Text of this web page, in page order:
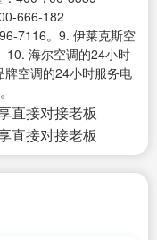
666-182
7116。9. 伊莱克斯空
10. 海尔空调的24小时
空调的24小时服务电
直接对接老板
直接对接老板